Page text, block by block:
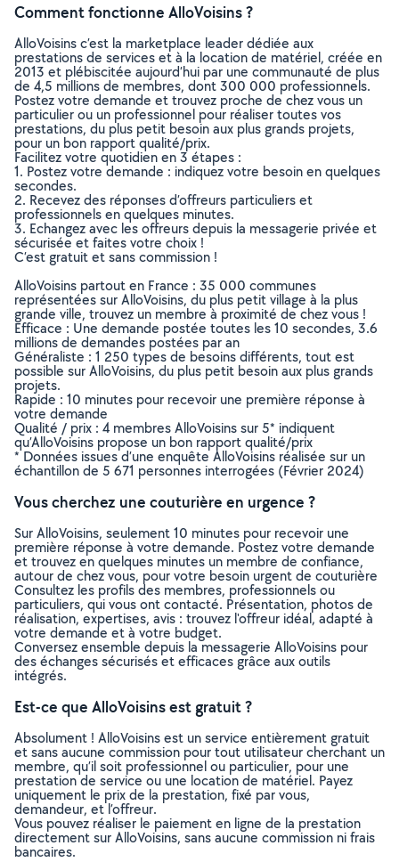
Comment fonctionne AlloVoisins ?
AlloVoisins c’est la marketplace leader dédiée aux
prestations de services et à la location de matériel, créée en
2013 et plébiscitée aujourd’hui par une communauté de plus
de 4,5 millions de membres, dont 300 000 professionnels.
Postez votre demande et trouvez proche de chez vous un
particulier ou un professionnel pour réaliser toutes vos
prestations, du plus petit besoin aux plus grands projets,
pour un bon rapport qualité/prix.
Facilitez votre quotidien en 3 étapes :
1. Postez votre demande : indiquez votre besoin en quelques
secondes.
2. Recevez des réponses d’offreurs particuliers et
professionnels en quelques minutes.
3. Echangez avec les offreurs depuis la messagerie privée et
sécurisée et faites votre choix !
C’est gratuit et sans commission !
AlloVoisins partout en France : 35 000 communes
représentées sur AlloVoisins, du plus petit village à la plus
grande ville, trouvez un membre à proximité de chez vous !
Efficace : Une demande postée toutes les 10 secondes, 3.6
millions de demandes postées par an
Généraliste : 1 250 types de besoins différents, tout est
possible sur AlloVoisins, du plus petit besoin aux plus grands
projets.
Rapide : 10 minutes pour recevoir une première réponse à
votre demande
Qualité / prix : 4 membres AlloVoisins sur 5* indiquent
qu’AlloVoisins propose un bon rapport qualité/prix
* Données issues d’une enquête AlloVoisins réalisée sur un
échantillon de 5 671 personnes interrogées (Février 2024)
Vous cherchez une couturière en urgence ?
Sur AlloVoisins, seulement 10 minutes pour recevoir une
première réponse à votre demande. Postez votre demande
et trouvez en quelques minutes un membre de confiance,
autour de chez vous, pour votre besoin urgent de couturière
Consultez les profils des membres, professionnels ou
particuliers, qui vous ont contacté. Présentation, photos de
réalisation, expertises, avis : trouvez l'offreur idéal, adapté à
votre demande et à votre budget.
Conversez ensemble depuis la messagerie AlloVoisins pour
des échanges sécurisés et efficaces grâce aux outils
intégrés.
Est-ce que AlloVoisins est gratuit ?
Absolument ! AlloVoisins est un service entièrement gratuit
et sans aucune commission pour tout utilisateur cherchant un
membre, qu’il soit professionnel ou particulier, pour une
prestation de service ou une location de matériel. Payez
uniquement le prix de la prestation, fixé par vous,
demandeur, et l’offreur.
Vous pouvez réaliser le paiement en ligne de la prestation
directement sur AlloVoisins, sans aucune commission ni frais
bancaires.